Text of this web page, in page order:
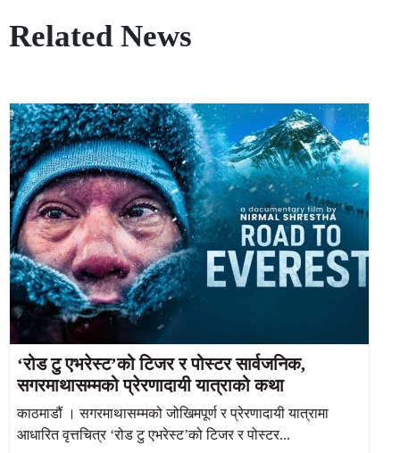
Related News
‘रोड टु एभरेस्ट’को टिजर र पोस्टर सार्वजनिक,
सगरमाथासम्मको प्रेरणादायी यात्राको कथा
काठमाडौं । सगरमाथासम्मको जोखिमपूर्ण र प्रेरणादायी यात्रामा
आधारित वृत्तचित्र ‘रोड टु एभरेस्ट’को टिजर र पोस्टर...